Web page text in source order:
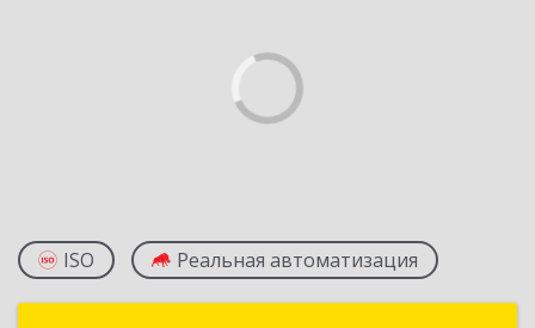
ISO Реальная автоматизация